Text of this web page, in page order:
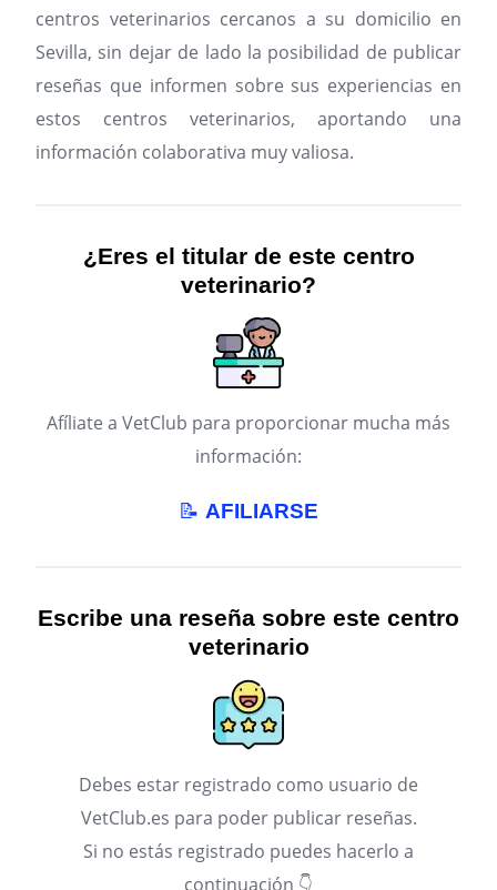
centros veterinarios cercanos a su domicilio en
Sevilla, sin dejar de lado la posibilidad de publicar
reseñas que informen sobre sus experiencias en
estos centros veterinarios, aportando una
información colaborativa muy valiosa.
¿Eres el titular de este centro
veterinario?
Afíliate a VetClub para proporcionar mucha más
información:
📝 AFILIARSE
Escribe una reseña sobre este centro
veterinario
Debes estar registrado como usuario de
VetClub.es para poder publicar reseñas.
Si no estás registrado puedes hacerlo a
continuación 👇